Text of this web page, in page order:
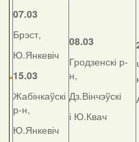
07.03
Брэст,
Ю.Янкевіч
15.03
Жабінкаўскі
р-н,
Ю.Янкевіч
08.03
Гродзенскі р-
н,
Дз.Вінчэўскі
і Ю.Квач